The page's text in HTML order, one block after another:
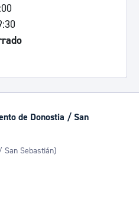
de Donostia / San
San Sebastián)